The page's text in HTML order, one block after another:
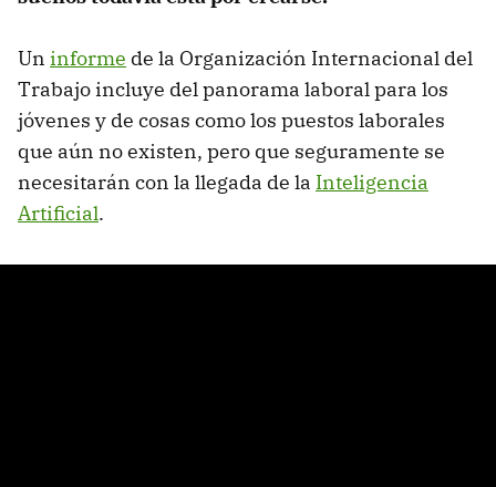
Un informe de la Organización Internacional del
Trabajo incluye del panorama laboral para los
jóvenes y de cosas como los puestos laborales
que aún no existen, pero que seguramente se
necesitarán con la llegada de la Inteligencia
Artificial.